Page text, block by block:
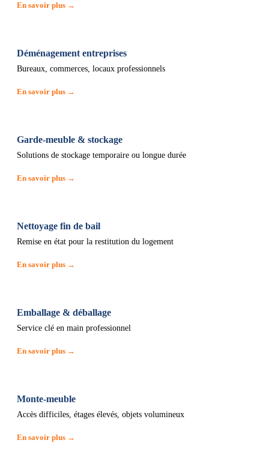
En savoir plus →
Déménagement entreprises
Bureaux, commerces, locaux professionnels
En savoir plus →
Garde-meuble & stockage
Solutions de stockage temporaire ou longue durée
En savoir plus →
Nettoyage fin de bail
Remise en état pour la restitution du logement
En savoir plus →
Emballage & déballage
Service clé en main professionnel
En savoir plus →
Monte-meuble
Accès difficiles, étages élevés, objets volumineux
En savoir plus →